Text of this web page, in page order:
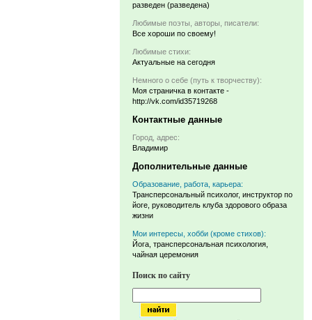
разведен (разведена)
Любимые поэты, авторы, писатели:
Все хороши по своему!
Любимые стихи:
Актуальные на сегодня
Немного о себе (путь к творчеству):
Моя страничка в контакте -
http://vk.com/id35719268
Контактные данные
Город, адрес:
Владимир
Дополнительные данные
Образование, работа, карьера:
Трансперсональный психолог, инструктор по
йоге, руководитель клуба здорового образа
жизни
Мои интересы, хобби (кроме стихов):
Йога, трансперсональная психология,
чайная церемония
Поиск по сайту